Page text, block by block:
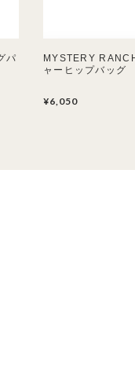
パ
MYSTERY
ャーヒップバッグ
¥6,050